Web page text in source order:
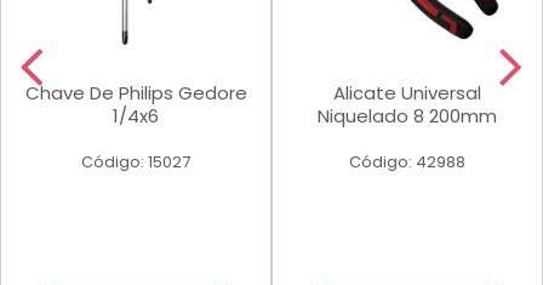
Chave De Philips Gedore
1/4x6
Código: 15027
Alicate Universal
Niquelado 8 200mm
Código: 42988